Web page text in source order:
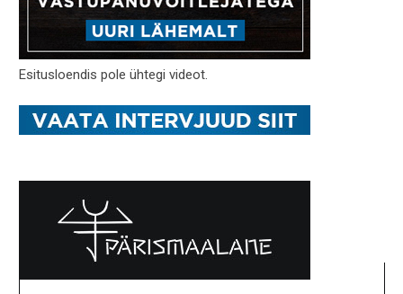
Esitusloendis pole ühtegi videot.